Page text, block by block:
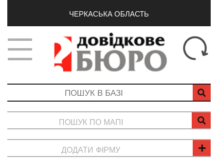
ЧЕРКАСЬКА ОБЛАСТЬ
ПОШУК ПО МАПІ
ДОДАТИ ФІРМУ